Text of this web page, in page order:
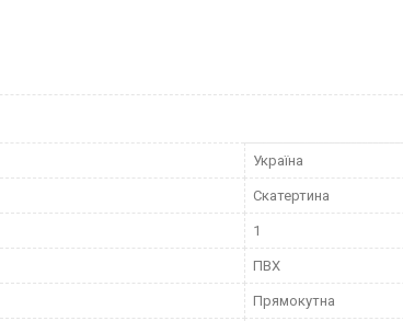
Україна
Скатертина
1
ПВХ
Прямокутна